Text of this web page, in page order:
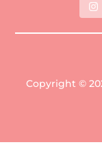
Copyright ©